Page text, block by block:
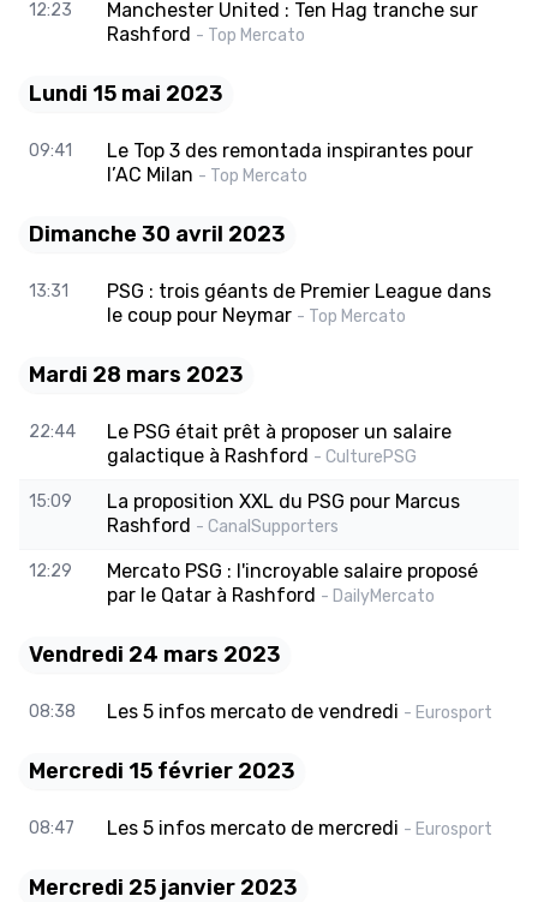
12:23
Manchester United : Ten Hag tranche sur
Rashford - Top Mercato
Lundi 15 mai 2023
09:41
Le Top 3 des remontada inspirantes pour
l’AC Milan - Top Mercato
Dimanche 30 avril 2023
13:31
PSG : trois géants de Premier League dans
le coup pour Neymar - Top Mercato
Mardi 28 mars 2023
22:44
Le PSG était prêt à proposer un salaire
galactique à Rashford - CulturePSG
15:09
La proposition XXL du PSG pour Marcus
Rashford - CanalSupporters
12:29
Mercato PSG : l'incroyable salaire proposé
par le Qatar à Rashford - DailyMercato
Vendredi 24 mars 2023
08:38 Les 5 infos mercato de vendredi - Eurosport
Mercredi 15 février 2023
08:47 Les 5 infos mercato de mercredi - Eurosport
Mercredi 25 janvier 2023